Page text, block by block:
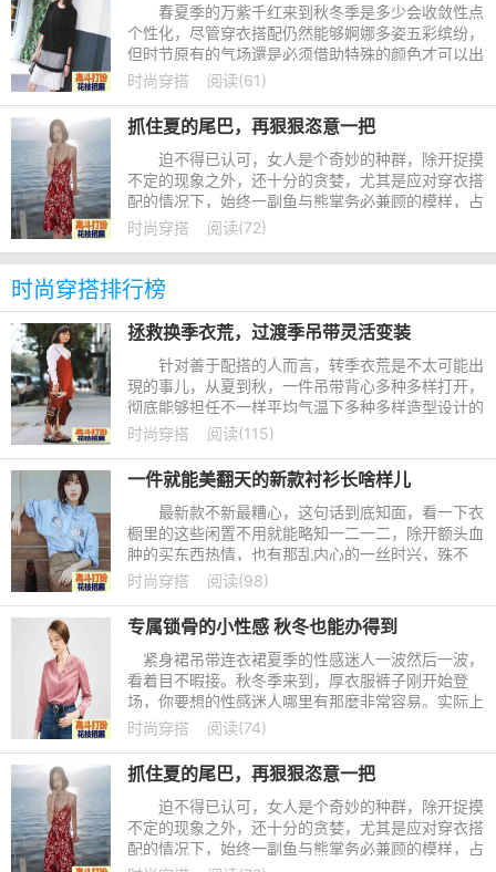
春夏季的万紫千红来到秋冬季是多少会收敛性点
个性化，尽管穿衣搭配仍然能够婀娜多姿五彩缤纷，
但时节原有的气场還是必须借助特殊的颜色才可以出
色。自然，像高级灰那样不亮丽的颜色能获得秋季的
时尚穿搭 阅读(61)
抓住夏的尾巴，再狠狠恣意一把
迫不得已认可，女人是个奇妙的种群，除开捉摸
不定的现象之外，还十分的贪婪，尤其是应对穿衣搭
配的情况下，始终一副鱼与熊掌务必兼顾的模样，占
有欲到没有朋友。好在，时节的更替必须時间，无需
时尚穿搭 阅读(72)
时尚穿搭排行榜
拯救换季衣荒，过渡季吊带灵活变装
针对善于配搭的人而言，转季衣荒是不太可能出
現的事儿，从夏到秋，一件吊带背心多种多样打开，
彻底能够担任不一样平均气温下多种多样造型设计的
设计风格打造出，外套搭配外穿单杀总会有一样就是
时尚穿搭 阅读(115)
一件就能美翻天的新款衬衫长啥样儿
最新款不新最糟心，这句话到底知面，看一下衣
橱里的这些闲置不用就能略知一二一二，除开额头血
肿的买东西热情，也有那乱内心的一丝时兴，殊不
知，光有这种是不足的，沒有品味铺底的时兴便是俗
时尚穿搭 阅读(98)
专属锁骨的小性感 秋冬也能办得到
紧身裙吊带连衣裙夏季的性感迷人一波然后一波，
看着目不暇接。秋冬季来到，厚衣服裤子刚开始登
场，你要想的性感迷人哪里有那麼非常容易。实际上
无须外露过多，却不知道欲语还羞才算是具备引诱
时尚穿搭 阅读(74)
抓住夏的尾巴，再狠狠恣意一把
迫不得已认可，女人是个奇妙的种群，除开捉摸
不定的现象之外，还十分的贪婪，尤其是应对穿衣搭
配的情况下，始终一副鱼与熊掌务必兼顾的模样，占